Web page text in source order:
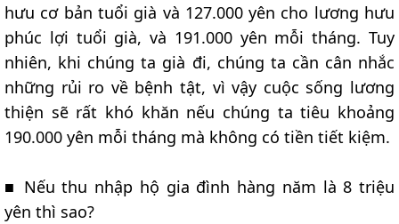
hưu cơ bản tuổi già và 127.000 yên cho lương hưu
phúc lợi tuổi già, và 191.000 yên mỗi tháng. Tuy
nhiên, khi chúng ta già đi, chúng ta cần cân nhắc
những rủi ro về bệnh tật, vì vậy cuộc sống lương
thiện sẽ rất khó khăn nếu chúng ta tiêu khoảng
190.000 yên mỗi tháng mà không có tiền tiết kiệm.
■ Nếu thu nhập hộ gia đình hàng năm là 8 triệu
yên thì sao?